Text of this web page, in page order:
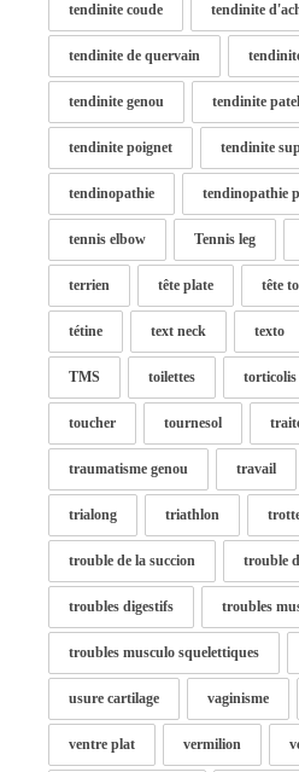
tendinite coude tendinite
tendinite de quervain
tendinite genou tendinite
tendinite poignet tendinite
tendinopathie tendinopathie
tennis elbow Tennis leg
terrien tête plate tête
tétine text neck texto
TMS toilettes torticolis
toucher tournesol
traumatisme genou travail
trialong triathlon
trouble de la succion trouble
troubles digestifs troubles
troubles musculo squelettiques
usure cartilage vaginisme
ventre plat vermilion